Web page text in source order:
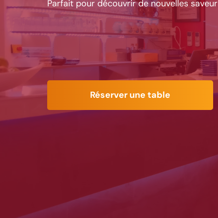
Parfait pour découvrir de nouvelles
Réserver une table